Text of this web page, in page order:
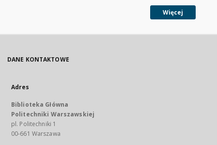
Więcej
DANE KONTAKTOWE
Adres
Biblioteka Główna
Politechniki Warszawskiej
pl. Politechniki 1
00-661 Warszawa